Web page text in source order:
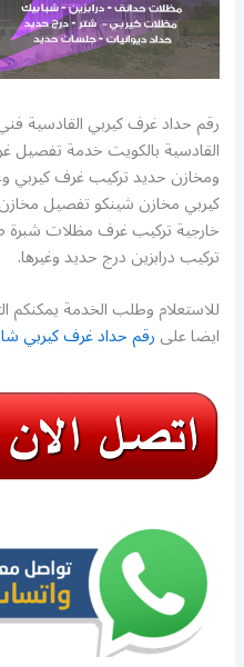
رقم حداد غرف كيربي القادسية
القادسية بالكويت خدمة
ومخازن حديد تركيب غرف
كيربي مخازن شينكو تفصيل
خارجية تركيب غرف مظلات شبرة
تركيب درابزين درج حديد وغيرها.
للاستعلام وطلب الخدمة يمكنكم
ايضا علىرقم حداد غرف كيربي